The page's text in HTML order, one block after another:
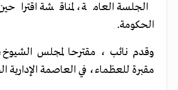
الجلسة العامة، لمناقشة
الحكومة.
وقدم نائب ، مقترحا لمجلس
مقبرة للعظماء، في العاصمة الإدارية